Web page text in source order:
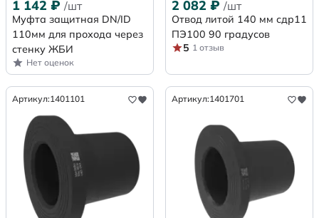
1 142 ₽ /шт
Муфта защитная DN/ID
110мм для прохода через
стенку ЖБИ
Нет оценок
2 082 ₽ /шт
Отвод литой 140 мм сдр11
ПЭ100 90 градусов
5 1 отзыв
Артикул:1401101 Артикул:1401701